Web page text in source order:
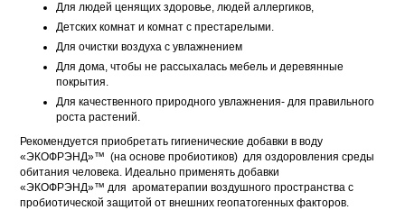
Для людей ценящих здоровье, людей аллергиков,
Детских комнат и комнат с престарелыми.
Для очистки воздуха с увлажнением
Для дома, чтобы не рассыхалась мебель и деревянные
покрытия.
Для качественного природного увлажнения- для правильного
роста растений.
Рекомендуется приобретать гигиенические добавки в воду
«ЭКОФРЭНД»™ (на основе пробиотиков) для оздоровления среды
обитания человека. Идеально применять добавки
«ЭКОФРЭНД»™ для ароматерапии воздушного пространства с
пробиотической защитой от внешних геопатогенных факторов.